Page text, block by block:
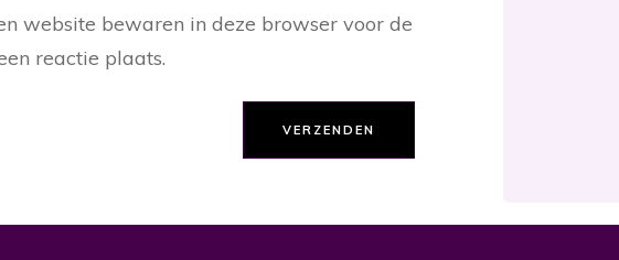
website bewaren in deze browser voor de
reactie plaats.
VERZENDEN